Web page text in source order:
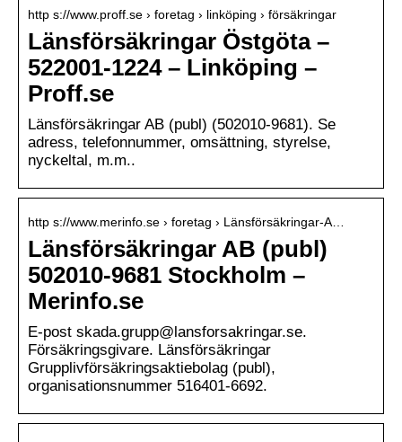
http s://www.proff.se › foretag › linköping › försäkringar
Länsförsäkringar Östgöta –
522001-1224 – Linköping –
Proff.se
Länsförsäkringar AB (publ) (502010-9681). Se
adress, telefonnummer, omsättning, styrelse,
nyckeltal, m.m..
http s://www.merinfo.se › foretag › Länsförsäkringar-A…
Länsförsäkringar AB (publ)
502010-9681 Stockholm –
Merinfo.se
E-post skada.grupp@lansforsakringar.se.
Försäkringsgivare. Länsförsäkringar
Grupplivförsäkringsaktiebolag (publ),
organisationsnummer 516401-6692.